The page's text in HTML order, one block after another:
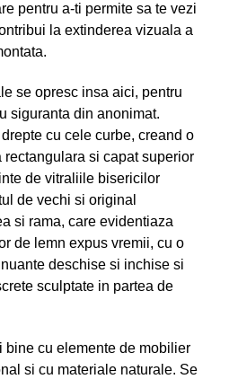
pentru a-ti permite sa te vezi
la extinderea vizuala a
se opresc insa aici, pentru
siguranta din anonimat.
cu cele curbe, creand o
si capat superior
de vitraliile bisericilor
de vechi si original
si rama, care evidentiaza
de lemn expus vremii, cu o
deschise si inchise si
sculptate in partea de
bine cu elemente de mobilier
si cu materiale naturale. Se